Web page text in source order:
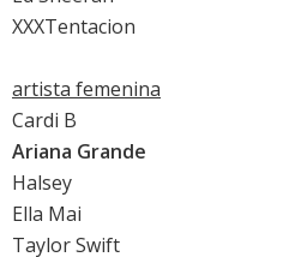
XXXTentacion
artista femenina
Cardi B
Ariana Grande
Halsey
Ella Mai
Taylor Swift